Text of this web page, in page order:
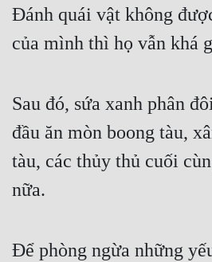
Đánh quái vật không
của mình thì họ vẫn khá
Sau đó, sứa xanh phân
đầu ăn mòn boong tàu,
tàu, các thủy thủ cuối
nữa.
Để phòng ngừa những